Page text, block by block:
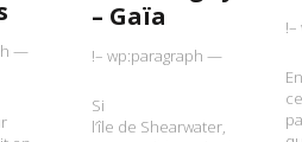
—
– Gaïa
!– wp:paragraph —
Si
l’île de Shearwater,
En